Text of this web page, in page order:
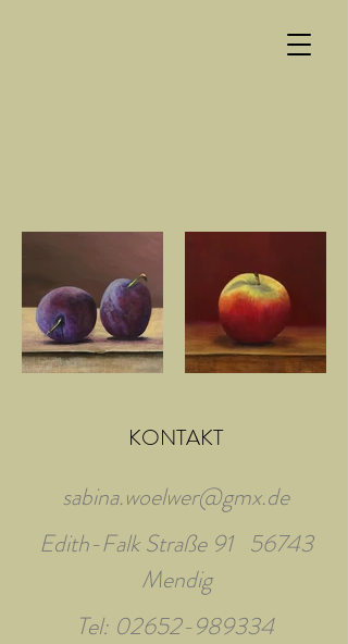
KONTAKT
sabina.woelwer@gmx.de
Edith-Falk Straße 91 56743
Mendig
Tel: 02652-989334